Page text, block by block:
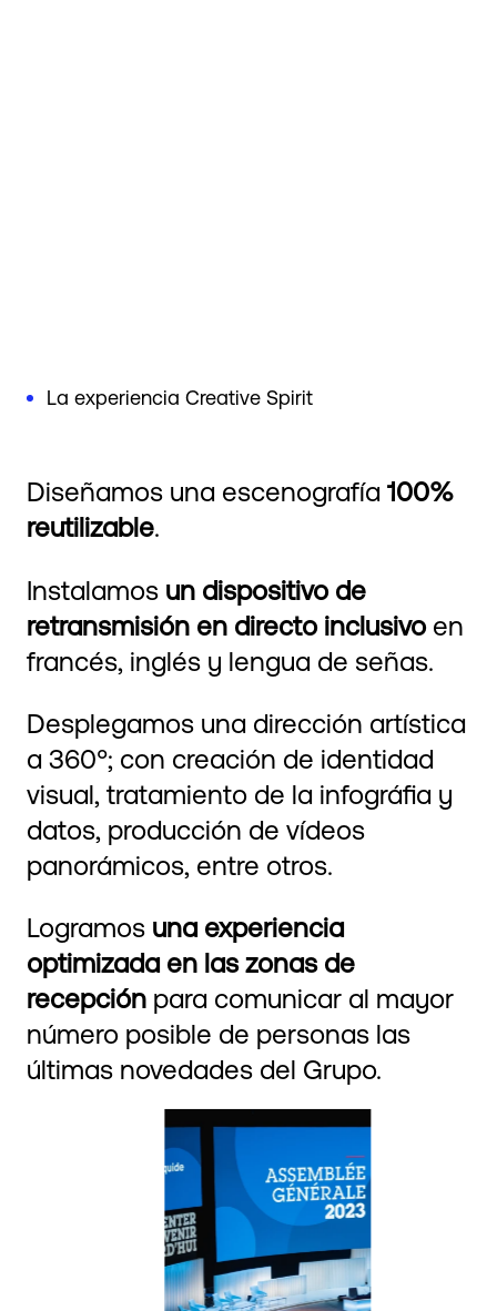
La experiencia Creative Spirit
Diseñamos una escenografía 100%
reutilizable.
Instalamos un dispositivo de
retransmisión en directo inclusivoen
francés, inglés y lengua de señas.
Desplegamos una dirección artística
a 360°; con creación de identidad
visual, tratamiento de la infográfia y
datos, producción de vídeos
panorámicos, entre otros.
Logramos una experiencia
optimizada en las zonas de
recepción para comunicar al mayor
número posible de personas las
últimas novedades del Grupo.